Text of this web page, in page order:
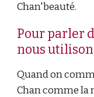
Chan'beauté.
Pour parler
nous
Quand on
Chan comme la